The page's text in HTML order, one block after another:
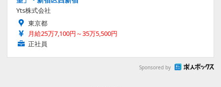
Yts株式会社
東京都
月給25万7,100円～35万5,500円
正社員
Sponsored by